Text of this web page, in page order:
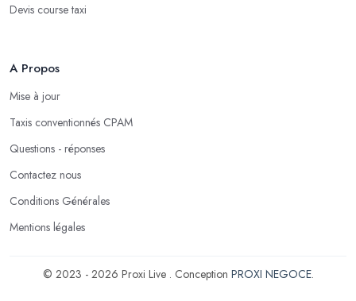
Devis course taxi
A Propos
Mise à jour
Taxis conventionnés CPAM
Questions - réponses
Contactez nous
Conditions Générales
Mentions légales
© 2023 - 2026 Proxi Live . Conception PROXI NEGOCE.